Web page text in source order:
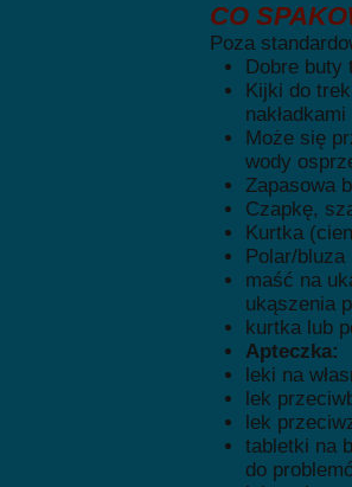
CO
Poza
Dobre buty
Kijki do
Może się
wody
Zapasowa
Czapkę,
Kurtka
Polar/bluza
maść na
ukąszenia
kurtka lub
Apteczka:
leki na
lek
lek
tabletki na
do